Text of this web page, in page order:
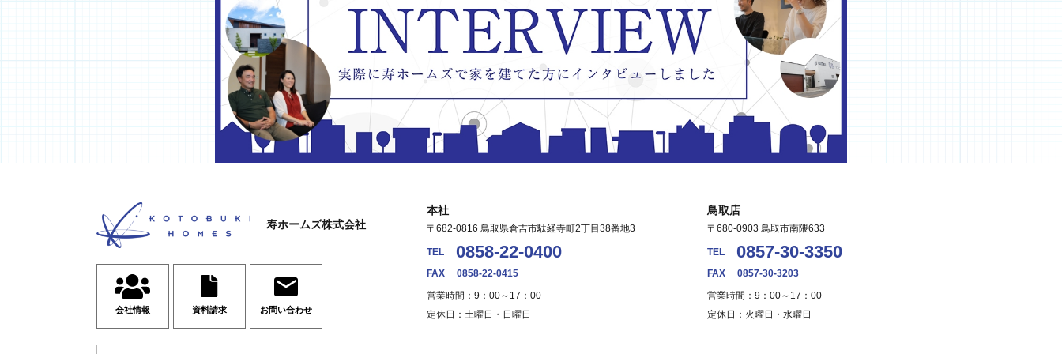
寿ホームズ株式会社
会社情報 資料請求 お問い合わせ
本社
〒682-0816 鳥取県倉吉市駄経寺町2丁目38番地3
TEL 0858-22-0400
FAX
0858-22-0415
営業時間：9：00～17：00
定休日：土曜日・日曜日
鳥取店
〒680-0903 鳥取市南隈633
TEL 0857-30-3350
FAX
0857-30-3203
営業時間：9：00～17：00
定休日：火曜日・水曜日